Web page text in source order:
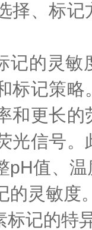
择、标
的灵敏
标记策
和更长
光信号
pH值、
的灵敏度
记的特